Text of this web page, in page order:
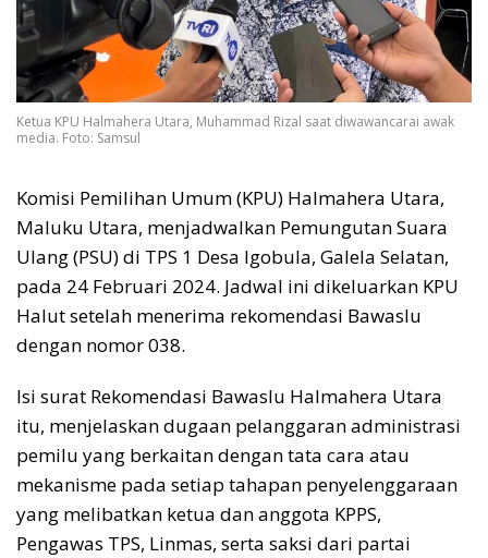
Ketua KPU Halmahera Utara, Muhammad Rizal saat diwawancarai awak
media. Foto: Samsul
Komisi Pemilihan Umum (KPU) Halmahera Utara,
Maluku Utara, menjadwalkan Pemungutan Suara
Ulang (PSU) di TPS 1 Desa Igobula, Galela Selatan,
pada 24 Februari 2024. Jadwal ini dikeluarkan KPU
Halut setelah menerima rekomendasi Bawaslu
dengan nomor 038.
Isi surat Rekomendasi Bawaslu Halmahera Utara
itu, menjelaskan dugaan pelanggaran administrasi
pemilu yang berkaitan dengan tata cara atau
mekanisme pada setiap tahapan penyelenggaraan
yang melibatkan ketua dan anggota KPPS,
Pengawas TPS, Linmas, serta saksi dari partai